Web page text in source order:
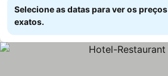
Selecione as datas para ver os preços
exatos.